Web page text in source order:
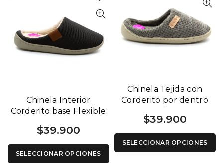
Chinela Tejida con
Corderito por dentro
$39.900
SELECCIONAR OPCIONES
Chinela Interior
Corderito base Flexible
$39.900
SELECCIONAR OPCIONES